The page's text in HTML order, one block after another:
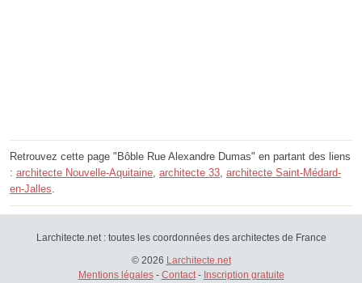
Retrouvez cette page "Bôble Rue Alexandre Dumas" en partant des liens
: architecte Nouvelle-Aquitaine, architecte 33, architecte Saint-Médard-
en-Jalles.
Larchitecte.net : toutes les coordonnées des architectes de France
© 2026 Larchitecte.net
Mentions légales- Contact- Inscription gratuite